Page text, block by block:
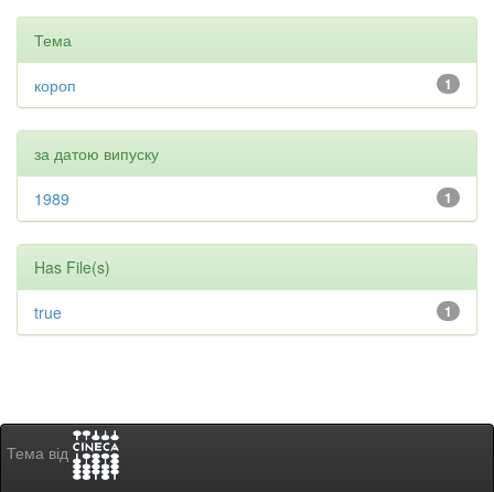
Тема
1
короп
за датою випуску
1
1989
Has File(s)
1
true
Тема від